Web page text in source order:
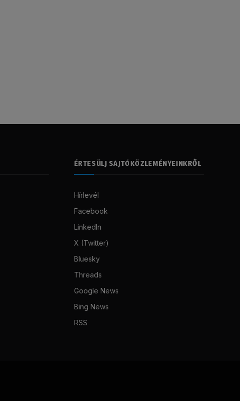
ÉRTESÜLJ SAJTÓKÖZLEMÉNYEINKRŐL
Hírlevél
Facebook
LinkedIn
X (Twitter)
Bluesky
Threads
Google News
Bing News
RSS